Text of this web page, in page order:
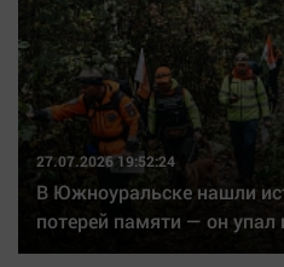
27.07.2026 19:52:24
В Южноуральске нашли
потерей памяти — он упал